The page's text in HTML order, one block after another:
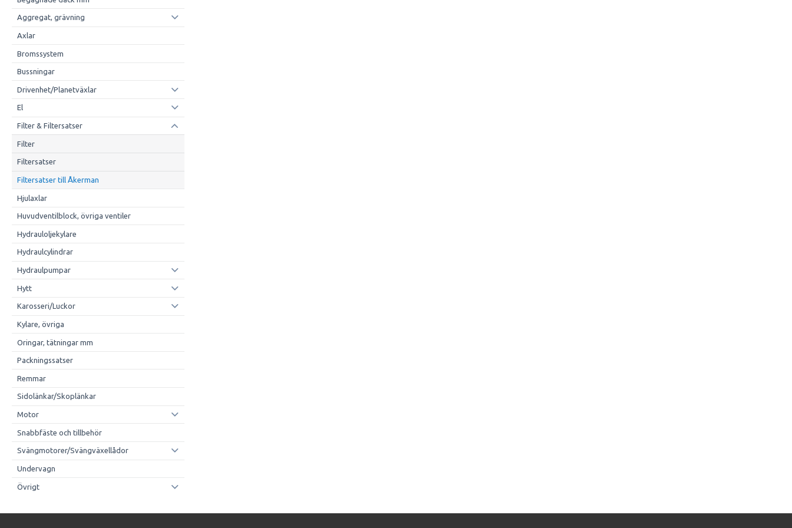
Aggregat, grävning
Axlar
Bromssystem
Bussningar
Drivenhet/Planetväxlar
El
Filter & Filtersatser
Filter
Filtersatser
Filtersatser till Åkerman
Hjulaxlar
Huvudventilblock, övriga ventiler
Hydrauloljekylare
Hydraulcylindrar
Hydraulpumpar
Hytt
Karosseri/Luckor
Kylare, övriga
Oringar, tätningar mm
Packningssatser
Remmar
Sidolänkar/Skoplänkar
Motor
Snabbfäste och tillbehör
Svängmotorer/Svängväxellådor
Undervagn
Övrigt